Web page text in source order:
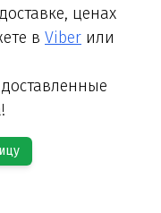
ценах
в Viber или